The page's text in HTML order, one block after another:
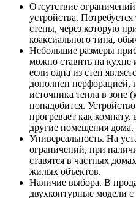
Отсутствие
устройства.
стены, через которую
коаксиального типа,
Небольшие размеры
можно ставить на кухне
если одна из стен
дополнен перфорацией,
источника тепла в зоне
понадобится.
прогревает как комнату,
другие помещения дома.
Универсальность. На
ограничений, при
ставятся в частных
жилых объектов.
Наличие выбора. В
двухконтурные модели